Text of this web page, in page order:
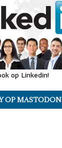
op Linkedin!
OP MASTODON